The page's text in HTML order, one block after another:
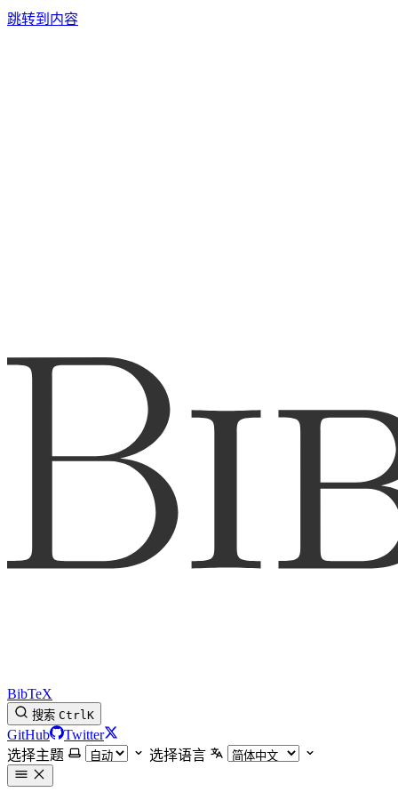
跳转到内容
BibTeX
搜索 CtrlK
GitHub
Twitter
选择主题
选择语言